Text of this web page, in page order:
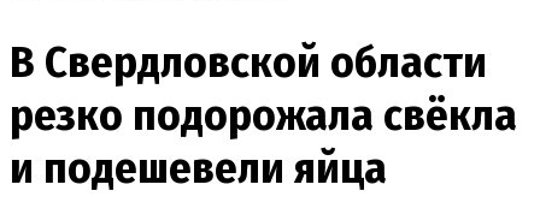
В Свердловской области
резко подорожала свёкла
и подешевели яйца